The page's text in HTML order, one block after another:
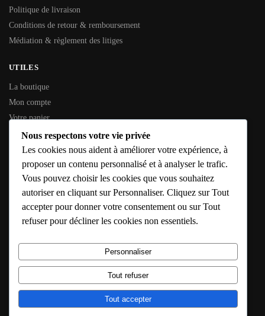
Politique de livraison
Conditions de retour & remboursement
Médiation & règlement des litiges
UTILES
La boutique
Mon compte
Votre panier
Contactez-nous
INFORMATIONS GÉNÉRALES
SIREN :353 794 936
SIRET :353 794 936 00016
Adresse :10 Rue de l’Étang, 79190 Caunay
E-mail : solutions@confort-chauffage-expert.fr
Lun – Sam : 8h – 18h
© Confort Chauffage Expert 2020
Site conçu avec soin par Confort Chauffage Expert
Nous respectons votre vie privée
Les cookies nous aident à améliorer votre expérience, à
proposer un contenu personnalisé et à analyser le trafic.
Vous pouvez choisir les cookies que vous souhaitez
autoriser en cliquant sur Personnaliser. Cliquez sur Tout
accepter pour donner votre consentement ou sur Tout
refuser pour décliner les cookies non essentiels.
Personnaliser
Tout refuser
Tout accepter